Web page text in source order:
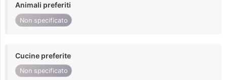
Animali preferiti
Non specificato
Cucine preferite
Non specificato